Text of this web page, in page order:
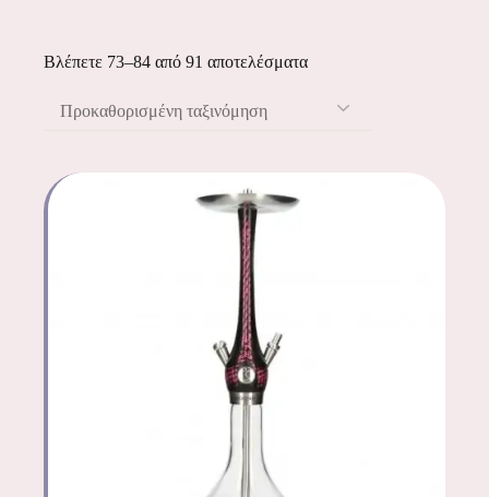
Βλέπετε 73–84 από 91 αποτελέσματα
Προκαθορισμένη ταξινόμηση